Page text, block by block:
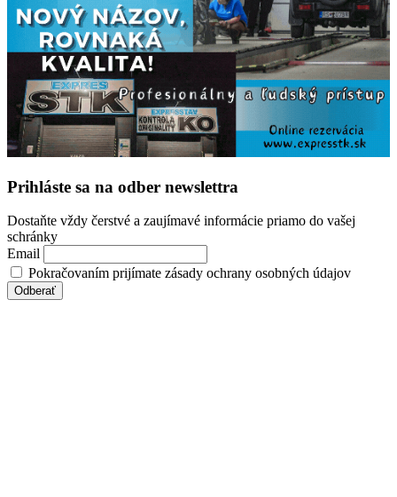
Prihláste sa na odber newslettra
Dostaňte vždy čerstvé a zaujímavé informácie priamo do vašej
schránky
Email
Pokračovaním prijímate zásady ochrany osobných údajov